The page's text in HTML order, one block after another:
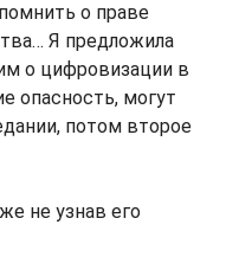
о праве
Я предложила
о цифровизации в
опасность, могут
потом второе
не узнав его